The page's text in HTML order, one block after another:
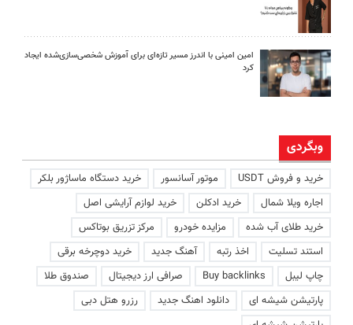
امین امینی با اندرز مسیر تازه‌ای برای آموزش شخصی‌سازی‌شده ایجاد
کرد
وبگردی
خرید و فروش USDT موتور آسانسور
خرید دستگاه ماساژور بلکر
اجاره ویلا شمال
خرید ادکلن
خرید لوازم آرایشی اصل
خرید طلای آب شده
مزایده خودرو
مرکز تزریق بوتاکس
استند تسلیت
اخذ رتبه آهنگ جدید
خرید دوچرخه برقی
چاپ لیبل
Buy backlinks صرافی ارز دیجیتال
صندوق طلا
پارتیشن شیشه ای
دانلود اهنگ جدید
رزرو هتل دبی